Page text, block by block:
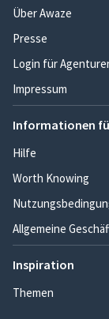
Über Awaze
Presse
Login für
Impressum
Informationen
Hilfe
Worth Knowing
Allgemeine
Inspiration
Themen